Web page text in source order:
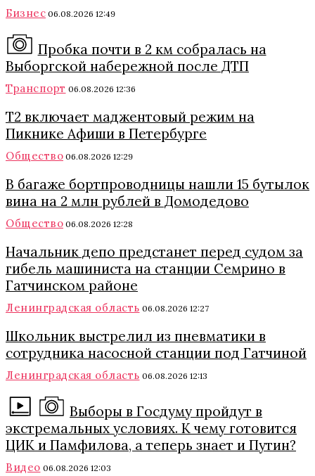
Бизнес 06.08.2026 12:49
Пробка почти в 2 км собралась на
Выборгской набережной после ДТП
Транспорт 06.08.2026 12:36
Т2 включает маджентовый режим на
Пикнике Афиши в Петербурге
Общество 06.08.2026 12:29
В багаже бортпроводницы нашли 15 бутылок
вина на 2 млн рублей в Домодедово
Общество 06.08.2026 12:28
Начальник депо предстанет перед судом за
гибель машиниста на станции Семрино в
Гатчинском районе
Ленинградская область 06.08.2026 12:27
Школьник выстрелил из пневматики в
сотрудника насосной станции под Гатчиной
Ленинградская область 06.08.2026 12:13
Выборы в Госдуму пройдут в
экстремальных условиях. К чему готовится
ЦИК и Памфилова, а теперь знает и Путин?
Видео 06.08.2026 12:03